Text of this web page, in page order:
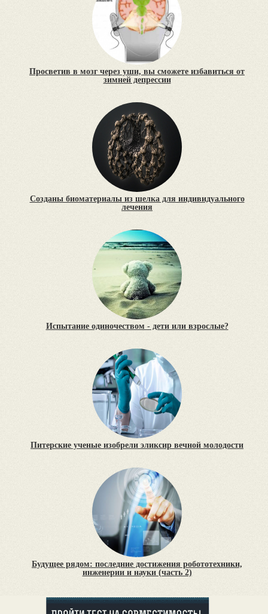
Просветив в мозг через уши, вы сможете избавиться от
зимней депрессии
Созданы биоматериалы из шелка для индивидуального
лечения
Испытание одиночеством - дети или взрослые?
Питерские ученые изобрели эликсир вечной молодости
Будущее рядом: последние достижения робототехники,
инженерии и науки (часть 2)